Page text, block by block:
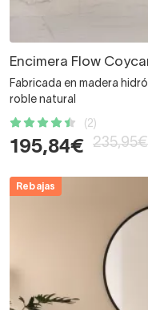
Encimera Flow
Fabricada en madera
roble natural
(2)
195,84€ 235,95€
Rebajas